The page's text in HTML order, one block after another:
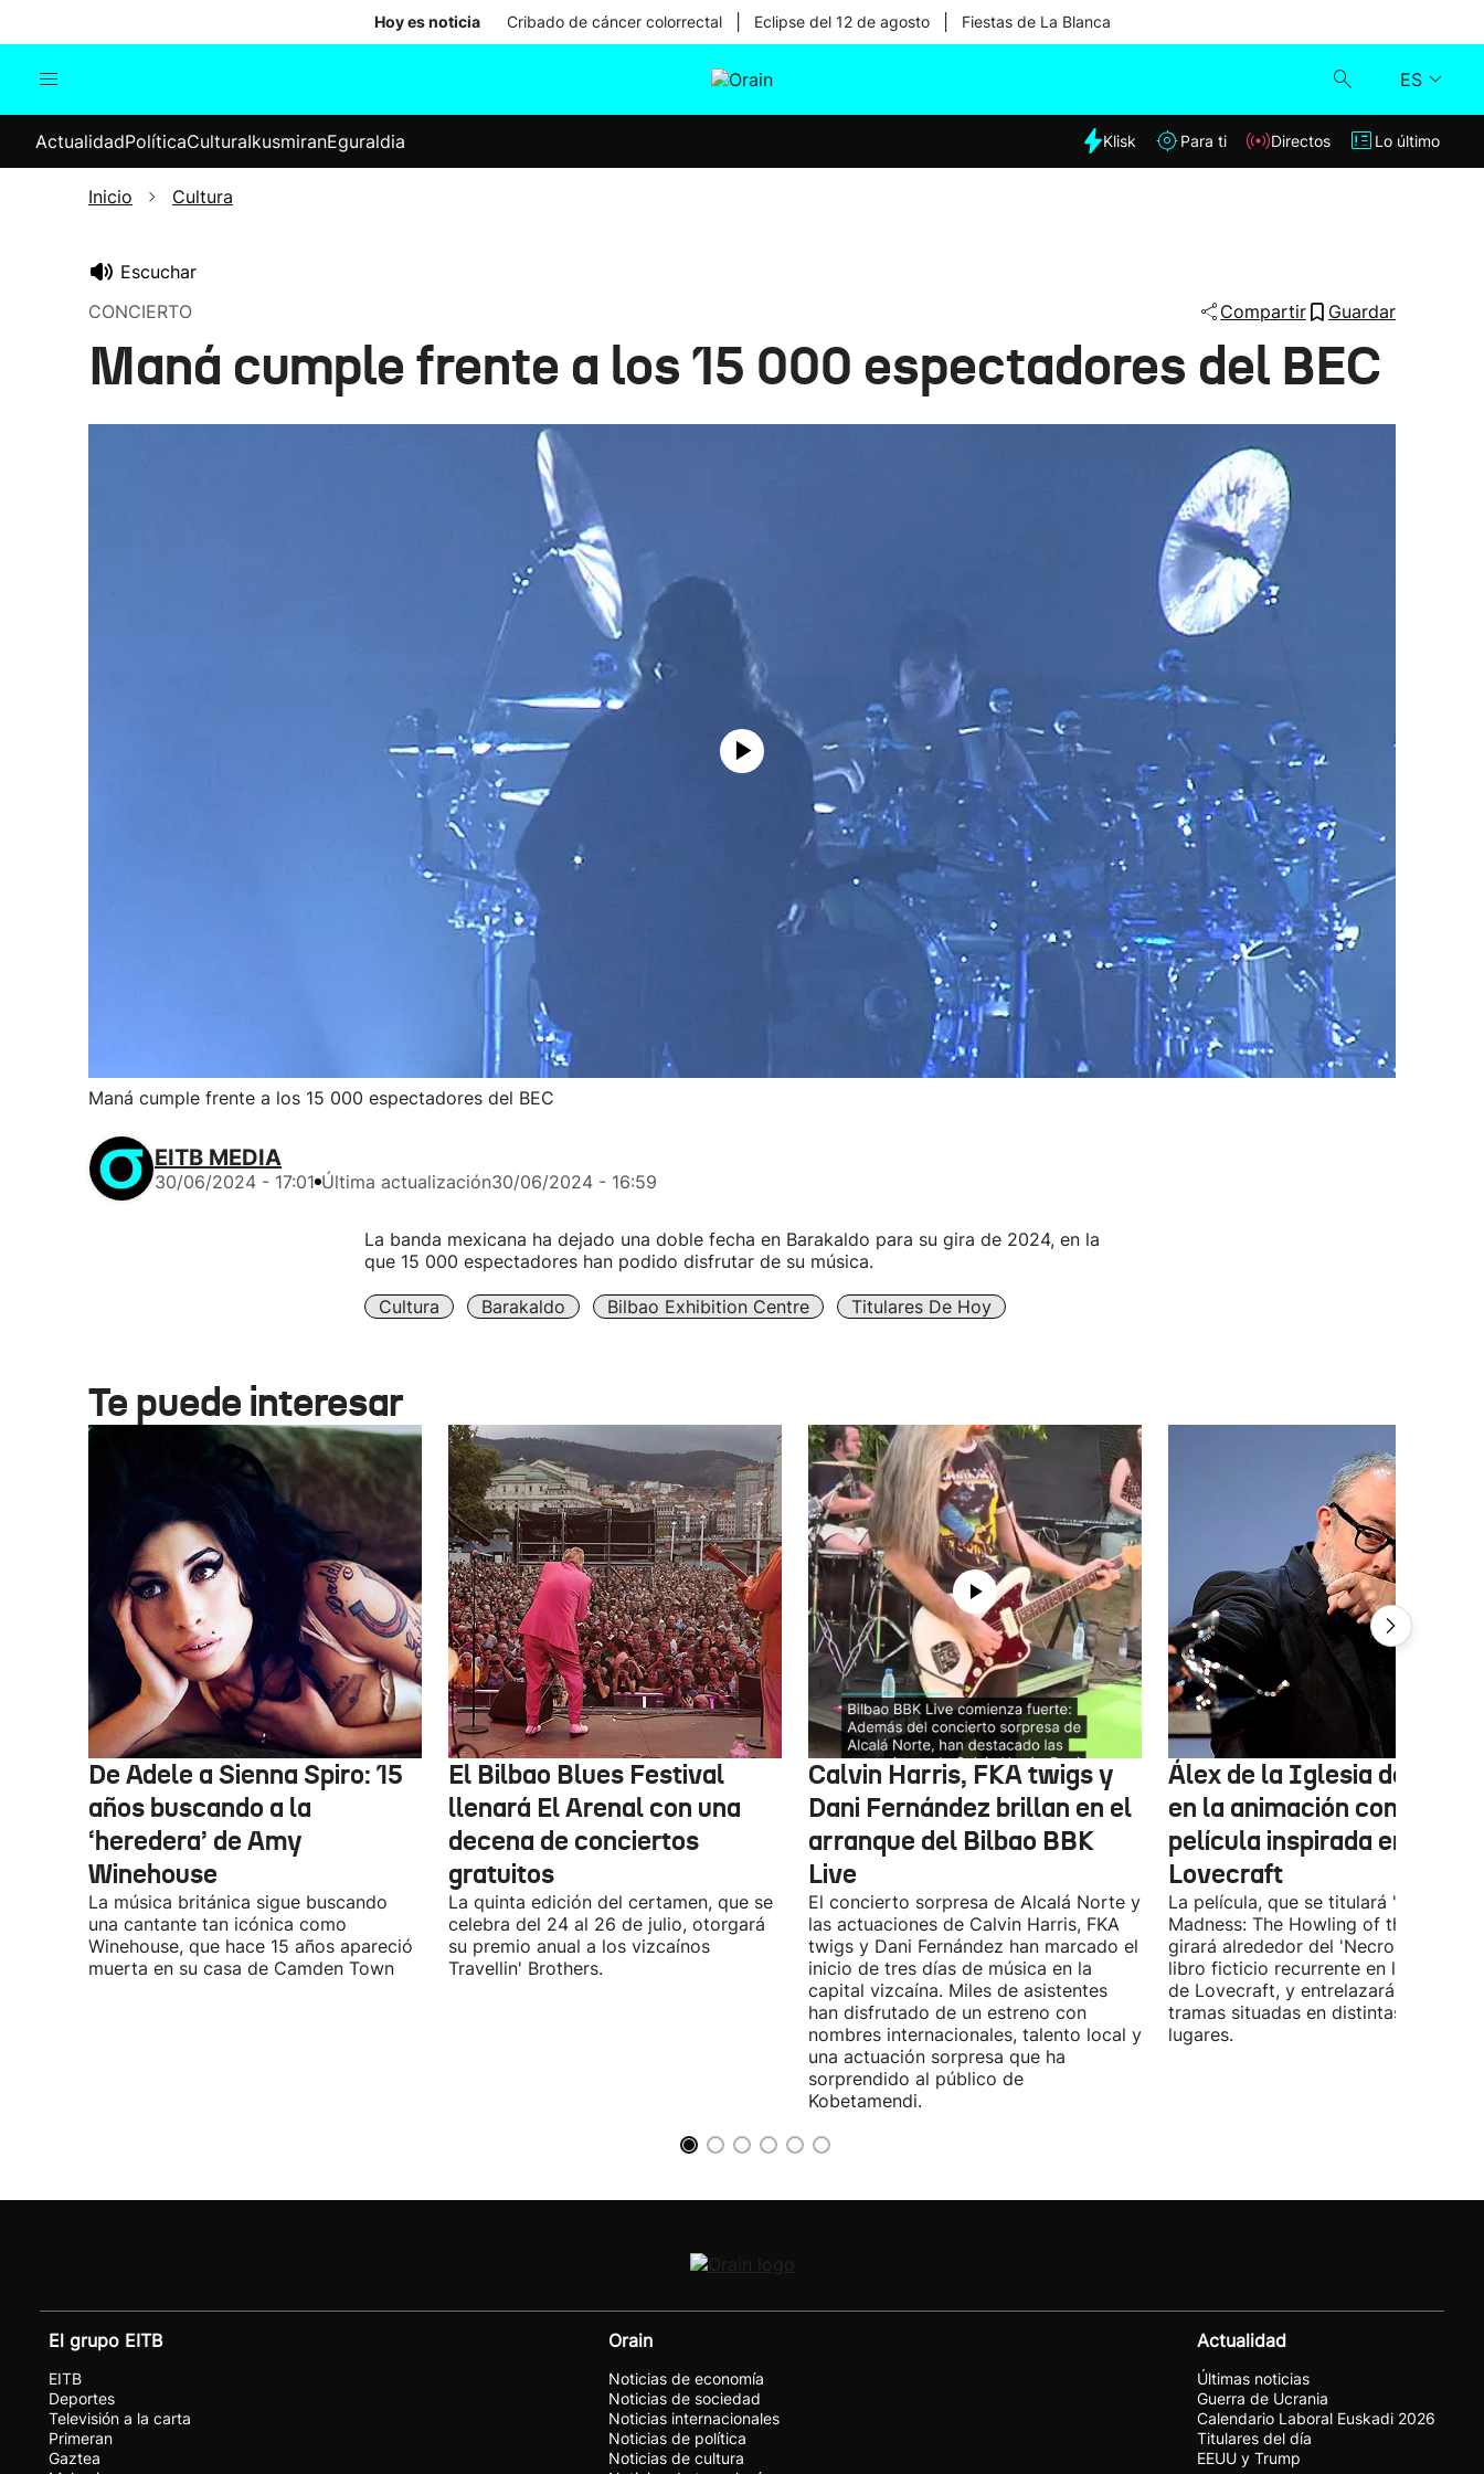
Hoy es noticia Cribado de cáncer colorrectal Eclipse del 12 de agosto Fiestas de La Blanca
ES
Internacional
Elecciones
Klisk
Lo último
ActualidadPolíticaCulturaIkusmiranEguraldia Klisk Para ti Directos Lo último
Inicio Cultura
Escuchar
CONCIERTO
Compartir Guardar
Maná cumple frente a los 15 000 espectadores del BEC
Maná cumple frente a los 15 000 espectadores del BEC
EITB MEDIA
30/06/2024 - 17:01 Última actualización30/06/2024 - 16:59
La banda mexicana ha dejado una doble fecha en Barakaldo para su gira de 2024, en la
que 15 000 espectadores han podido disfrutar de su música.
Cultura Barakaldo Bilbao Exhibition Centre Titulares De Hoy
Te puede interesar
De Adele a Sienna Spiro: 15
años buscando a la
‘heredera’ de Amy
Winehouse
La música británica sigue buscando
una cantante tan icónica como
Winehouse, que hace 15 años apareció
muerta en su casa de Camden Town
El Bilbao Blues Festival
llenará El Arenal con una
decena de conciertos
gratuitos
La quinta edición del certamen, que se
celebra del 24 al 26 de julio, otorgará
su premio anual a los vizcaínos
Travellin' Brothers.
Calvin Harris, FKA twigs y
Dani Fernández brillan en el
arranque del Bilbao BBK
Live
El concierto sorpresa de Alcalá Norte y
las actuaciones de Calvin Harris, FKA
twigs y Dani Fernández han marcado el
inicio de tres días de música en la
capital vizcaína. Miles de asistentes
han disfrutado de un estreno con
nombres internacionales, talento local y
una actuación sorpresa que ha
sorprendido al público de
Kobetamendi.
Álex de la Iglesia debutará
en la animación con una
película inspirada en
Lovecraft
La película, que se titulará 'Ages of
Madness: The Howling of the Jinn',
girará alrededor del 'Necronomicón',
libro ficticio recurrente en los relatos
de Lovecraft, y entrelazará varias
tramas situadas en distintas épocas y
lugares.
El grupo EITB
EITB
Deportes
Televisión a la carta
Primeran
Gaztea
Orain
Noticias de economía
Noticias de sociedad
Noticias internacionales
Noticias de política
Noticias de cultura
Actualidad
Últimas noticias
Guerra de Ucrania
Calendario Laboral Euskadi 2026
Titulares del día
EEUU y Trump